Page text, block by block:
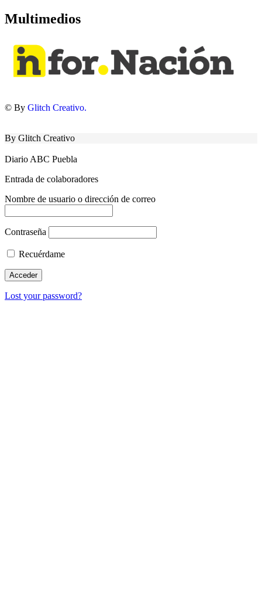
Multimedios
© By Glitch Creativo.
By Glitch Creativo
Diario ABC Puebla
Entrada de colaboradores
Nombre de usuario o dirección de correo
Contraseña
Recuérdame
Lost your password?